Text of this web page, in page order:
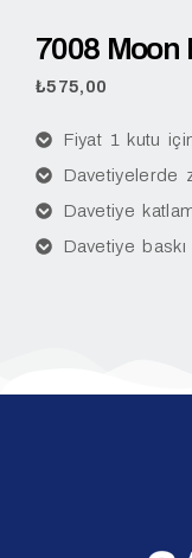
7008 Moon
₺575,00
Fiyat 1 kutu
Davetiyelerde
Davetiye
Davetiye